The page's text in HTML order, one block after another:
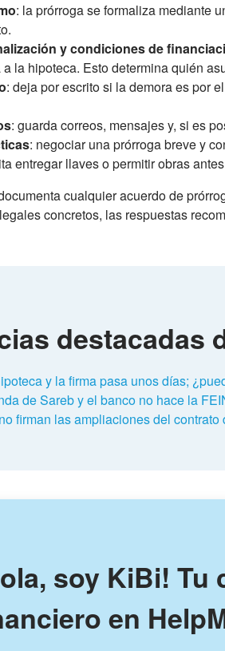
: la prórroga se formaliza mediante
y condiciones de
la hipoteca. Esto determina quién
: deja por escrito si la demora es por
: guarda correos, mensajes y, si es
: negociar una prórroga breve y
entregar llaves o permitir obras
cualquier acuerdo de
concretos, las respuestas
destacadas
y la firma pasa unos días;
de Sareb y el banco no hace la
firman las ampliaciones del
soy KiBi! Tu
en